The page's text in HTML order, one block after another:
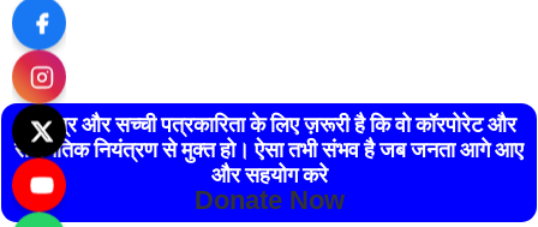
स्वतंत्र और सच्ची पत्रकारिता के लिए ज़रूरी है कि वो कॉरपोरेट और
राजनैतिक नियंत्रण से मुक्त हो। ऐसा तभी संभव है जब जनता आगे आए
और सहयोग करे
Donate Now